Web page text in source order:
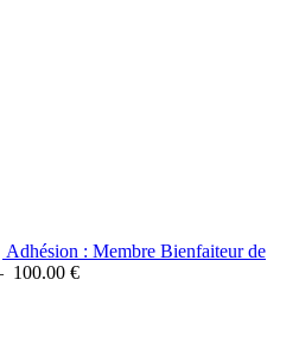
Adhésion : Membre Bienfaiteur de
100.00 €Plage